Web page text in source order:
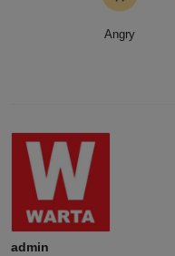
Angry
admin